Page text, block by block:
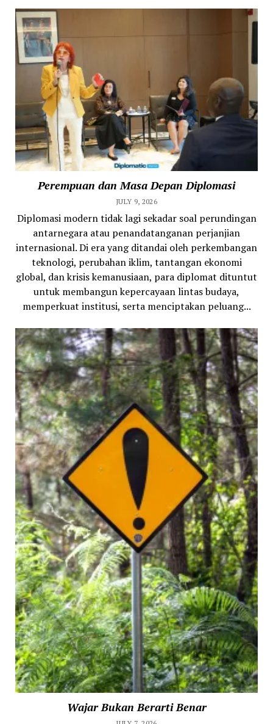
Perempuan dan Masa Depan Diplomasi
JULY 9, 2026
Diplomasi modern tidak lagi sekadar soal perundingan
antarnegara atau penandatanganan perjanjian
internasional. Di era yang ditandai oleh perkembangan
teknologi, perubahan iklim, tantangan ekonomi
global, dan krisis kemanusiaan, para diplomat dituntut
untuk membangun kepercayaan lintas budaya,
memperkuat institusi, serta menciptakan peluang...
Wajar Bukan Berarti Benar